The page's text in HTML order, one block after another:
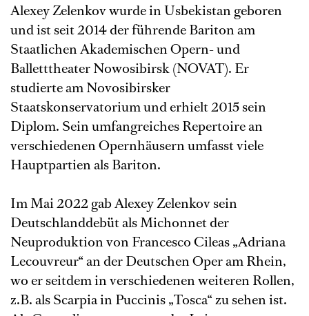
Alexey Zelenkov wurde in Usbekistan geboren
und ist seit 2014 der führende Bariton am
Staatlichen Akademischen Opern- und
Balletttheater Nowosibirsk (NOVAT). Er
studierte am Novosibirsker
Staatskonservatorium und erhielt 2015 sein
Diplom. Sein umfangreiches Repertoire an
verschiedenen Opernhäusern umfasst viele
Hauptpartien als Bariton.
Im Mai 2022 gab Alexey Zelenkov sein
Deutschlanddebüt als Michonnet der
Neuproduktion von Francesco Cileas „Adriana
Lecouvreur“ an der Deutschen Oper am Rhein,
wo er seitdem in verschiedenen weiteren Rollen,
z.B. als Scarpia in Puccinis „Tosca“ zu sehen ist.